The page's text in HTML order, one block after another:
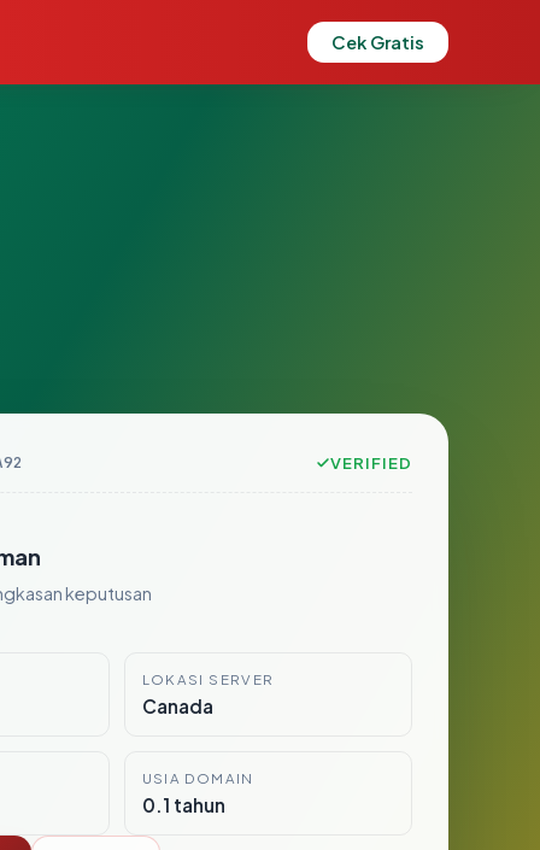
Cek Gratis
VERIFIED
keputusan
LOKASI SERVER
Canada
USIA DOMAIN
0.1 tahun